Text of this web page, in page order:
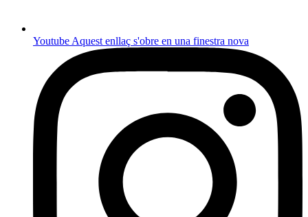
Youtube Aquest enllaç s'obre en una finestra nova